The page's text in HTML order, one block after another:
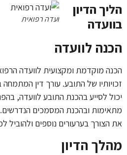
ועדה רפואית
הליך הדיון
בוועדה
הכנה לוועדה
הכנה מוקדמת ומקצועית לוועדה
זכויותיו של התובע. עורך דין
יכול לסייע בהכנת התובע לוועדה,
מתאימות ובהכנת המסמכים הנדרשים.
את הצורך בערעורים נוספים ולהוביל
מהלך הדיון